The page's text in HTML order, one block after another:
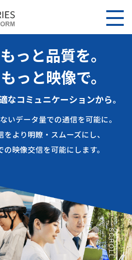
っと品質を。
っと映像で。
なコミュニケーションから。
いデータ量での通信を可能に。
より明瞭・スムーズにし、
映像交信を可能にします。
SCROLL